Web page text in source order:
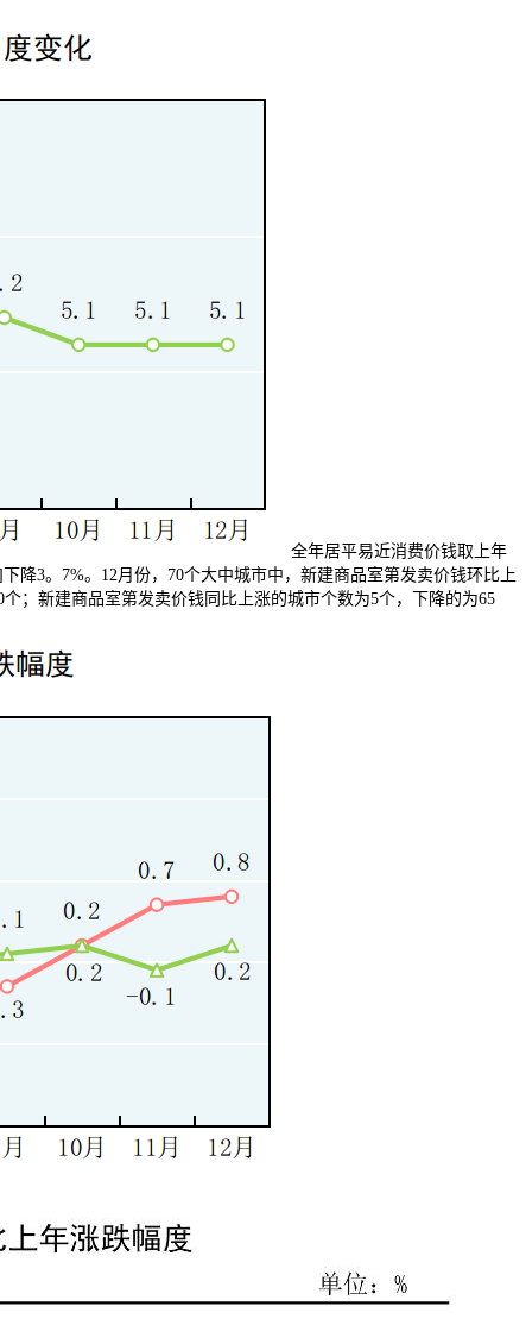
全年居平易近消费价钱取上年
降3。7%。12月份，70个大中城市中，新建商品室第发卖价钱环比上
；新建商品室第发卖价钱同比上涨的城市个数为5个，下降的为65